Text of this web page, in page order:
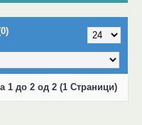
1 до 2 од 2 (1 Страници)